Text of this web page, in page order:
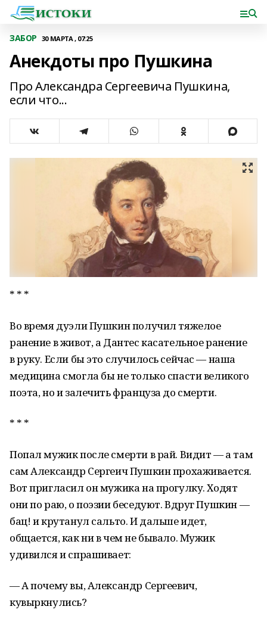
ЗАБОР 30 МАРТА , 07:25
Анекдоты про Пушкина
Про Александра Сергеевича Пушкина,
если что...
* * *
Во время дуэли Пушкин получил тяжелое
ранение в живот, а Дантес касательное ранение
в руку. Если бы это случилось сейчас — наша
медицина смогла бы не только спасти великого
поэта, но и залечить француза до смерти.
* * *
Попал мужик после смерти в рай. Видит — а там
сам Александр Сергеич Пушкин прохаживается.
Вот пригласил он мужика на прогулку. Ходят
они по раю, о поэзии беседуют. Вдруг Пушкин —
бац! и крутанул сальто. И дальше идет,
общается, как ни в чем не бывало. Мужик
удивился и спрашивает:
— А почему вы, Александр Сергеевич,
кувыркнулись?